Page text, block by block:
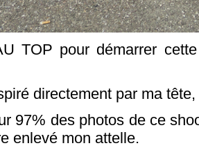
TOP pour démarrer
directement par ma
97% des photos de ce
enlevé mon attelle.